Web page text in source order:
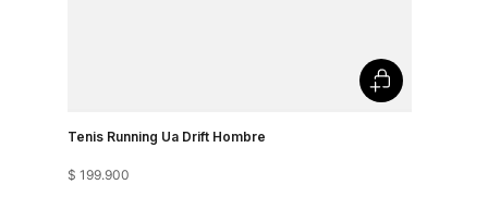
Tenis Running Ua Drift Hombre
$ 199.900